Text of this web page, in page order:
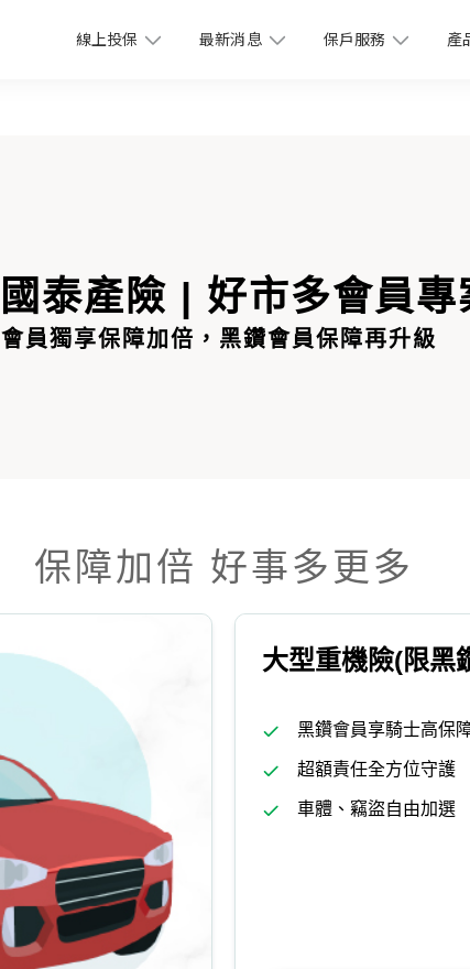
線上投保 最新消息 保戶服務 產
國泰產險 | 好市多會員專
會員獨享保障加倍，黑鑽會員保障再升級
保障加倍 好事多更多
大型重機險(限黑
黑鑽會員享騎士高保
超額責任全方位守護
車體、竊盜自由加選